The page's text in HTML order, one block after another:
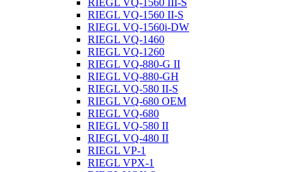
RIEGL VQ-1560 III-S
RIEGL VQ-1560 II-S
RIEGL VQ-1560i-DW
RIEGL VQ-1460
RIEGL VQ-1260
RIEGL VQ-880-G II
RIEGL VQ-880-GH
RIEGL VQ-580 II-S
RIEGL VQ-680 OEM
RIEGL VQ-680
RIEGL VQ-580 II
RIEGL VQ-480 II
RIEGL VP-1
RIEGL VPX-1